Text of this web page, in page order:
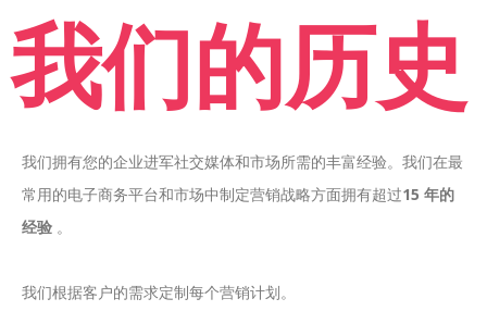
我们的历史
我们拥有您的企业进军社交媒体和市场所需的丰富经验。我们在最
常用的电子商务平台和市场中制定营销战略方面拥有超过15 年的
经验 。
我们根据客户的需求定制每个营销计划。